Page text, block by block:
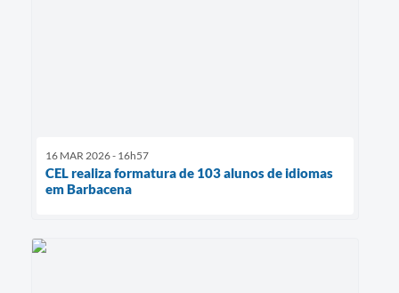
16 MAR 2026 - 16h57
CEL realiza formatura de 103 alunos de idiomas
em Barbacena